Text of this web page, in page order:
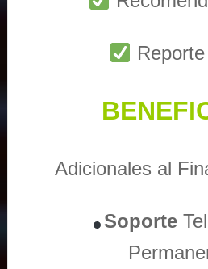
Adicionales al
Soporte